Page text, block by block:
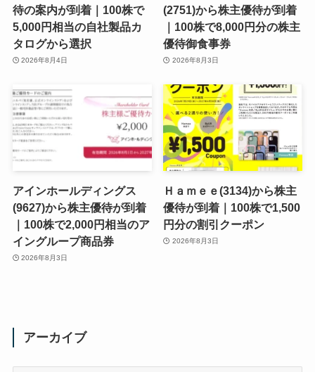
待の案内が到着｜100株で
5,000円相当の自社製品カ
タログから選択
2026年8月4日
(2751)から株主優待が到着
｜100株で8,000円分の株主
優待御食事券
2026年8月3日
アインホールディングス
(9627)から株主優待が到着
｜100株で2,000円相当のア
イングループ商品券
2026年8月3日
Ｈａｍｅｅ(3134)から株主
優待が到着｜100株で1,500
円分の割引クーポン
2026年8月3日
アーカイブ